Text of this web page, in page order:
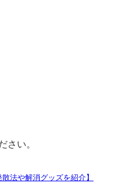
さい。
法や解消グッズを紹介】